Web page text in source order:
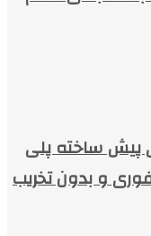
پیش ساخته پلی
و بدون تخریب